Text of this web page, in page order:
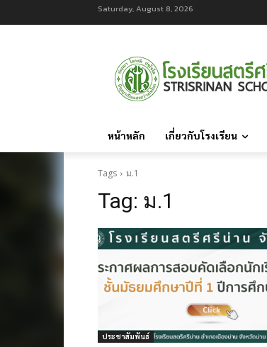
Saturday, August 8, 2026
หน้าหลัก เกี่ยวกับโรงเรียน
Tags ม.1
Tag: ม.1
ประชาสัมพันธ์